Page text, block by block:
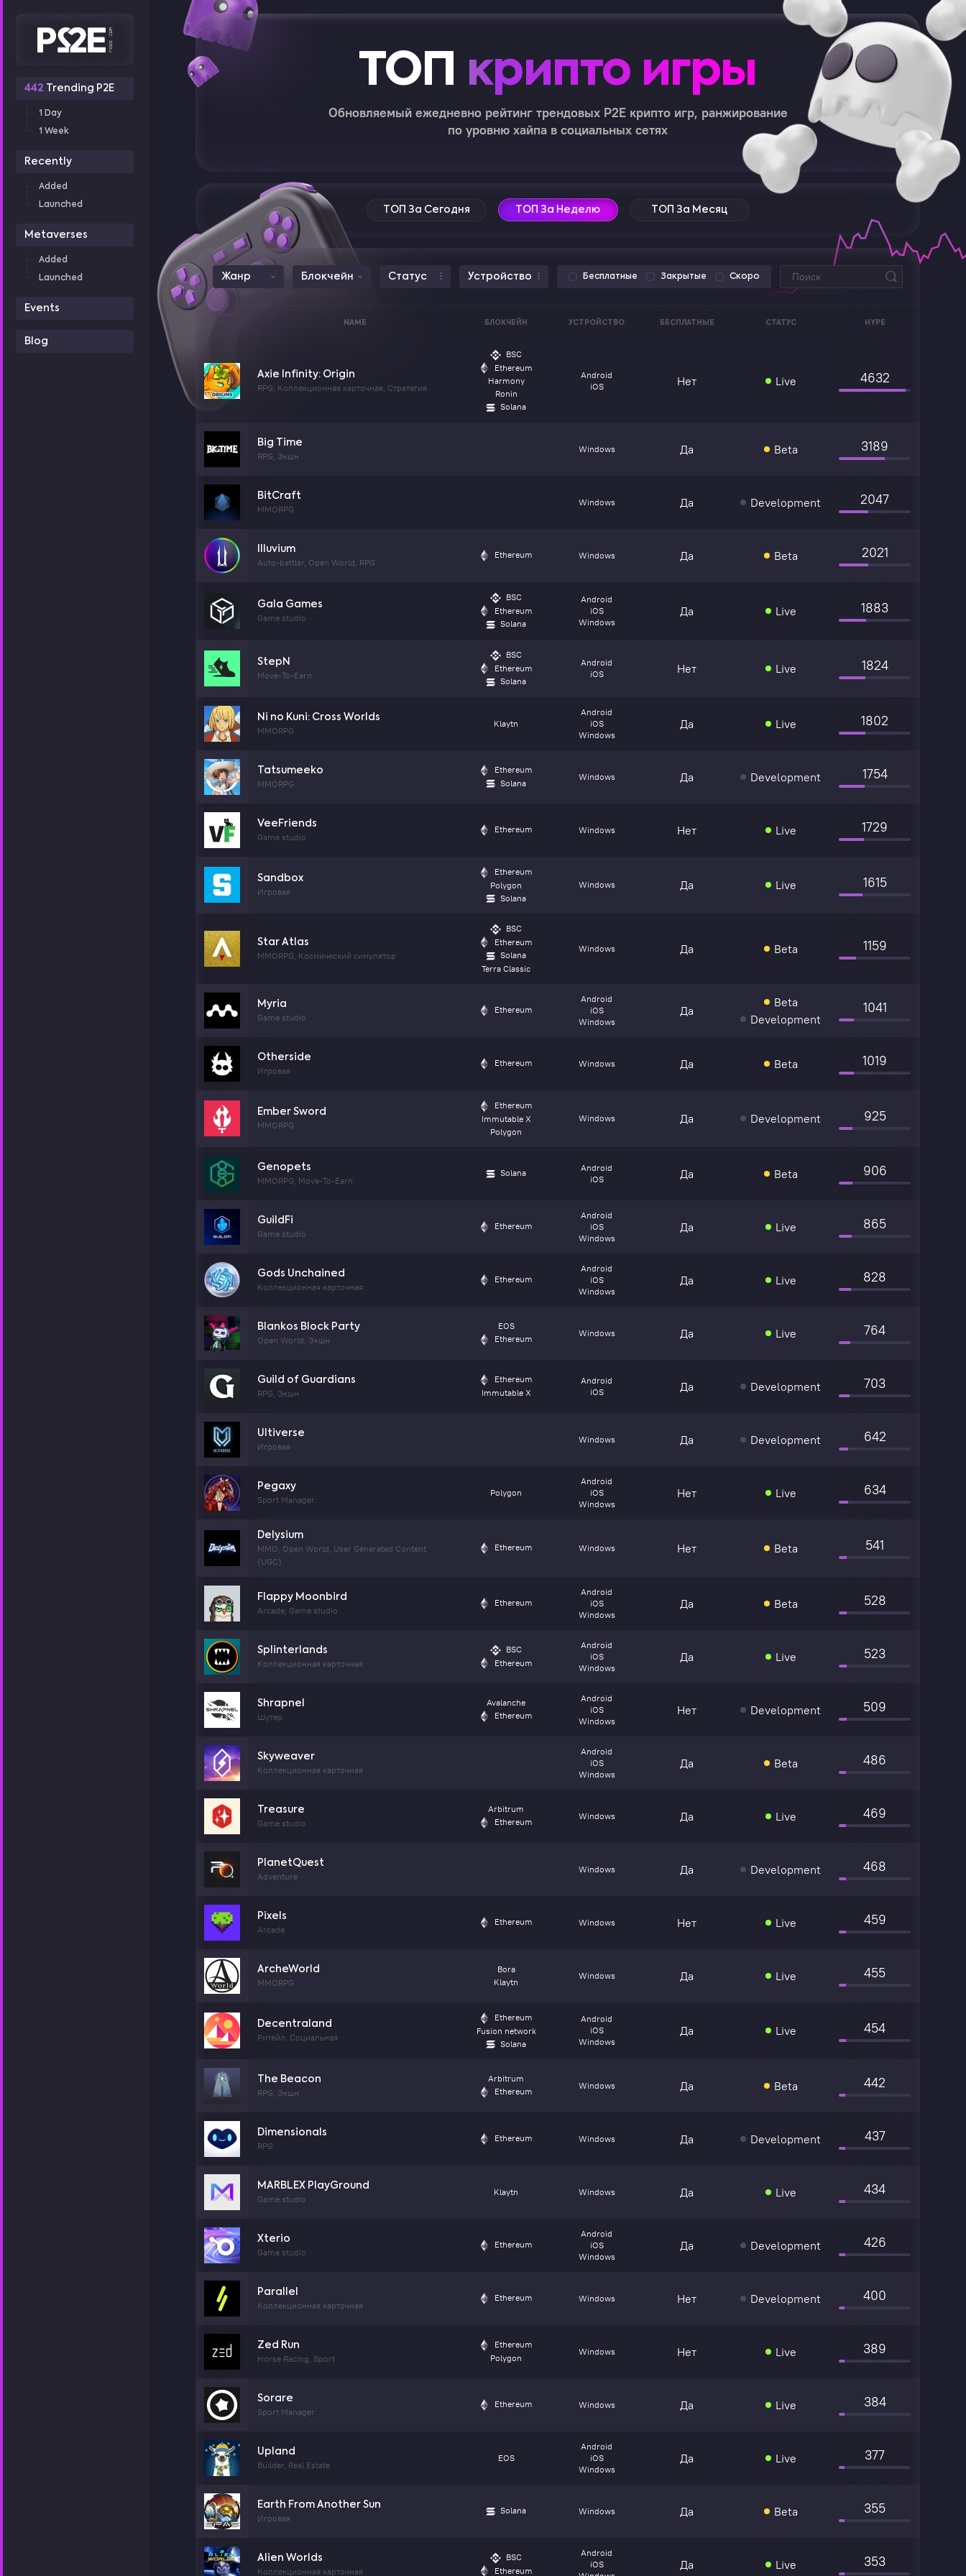
442 Trending P2E
1 Day
1 Week
Recently
Added
Launched
Metaverses
Added
Launched
Events
Blog
ТОП крипто игры
Обновляемый ежедневно рейтинг трендовых P2E крипто игр, ранжирование
по уровню хайпа в социальных сетях
ТОП За Сегодня ТОП За Неделю ТОП За Месяц
Жанр Блокчейн Статус Устройство Бесплатные Закрытые Скоро
NAME БЛОКЧЕЙН УСТРОЙСТВО БЕСПЛАТНЫЕ СТАТУС HYPE
Axie Infinity: Origin
RPG, Коллекционная карточная, Стратегия
BSC
Ethereum
Harmony
Ronin
Solana
Android
iOS
Нет Live 4632
Big Time
RPG, Экшн
Windows Да Beta 3189
BitCraft
MMORPG
Windows Да Development 2047
Illuvium
Auto-battler, Open World, RPG
Ethereum Windows Да Beta 2021
Gala Games
Game studio
BSC
Ethereum
Solana
Android
iOS
Windows
Да Live 1883
StepN
Move-To-Earn
BSC
Ethereum
Solana
Android
iOS
Нет Live 1824
Ni no Kuni: Cross Worlds
MMORPG
Klaytn
Android
iOS
Windows
Да Live 1802
Tatsumeeko
MMORPG
Ethereum
Solana
Windows Да Development 1754
VeeFriends
Game studio
Ethereum Windows Нет Live 1729
Sandbox
Игровая
Ethereum
Polygon
Solana
Windows Да Live 1615
Star Atlas
MMORPG, Космический симулятор
BSC
Ethereum
Solana
Terra Classic
Windows Да Beta 1159
Myria
Game studio
Ethereum
Android
iOS
Windows
Да
Beta
Development
1041
Otherside
Игровая
Ethereum Windows Да Beta 1019
Ember Sword
MMORPG
Ethereum
Immutable X
Polygon
Windows Да Development 925
Genopets
MMORPG, Move-To-Earn
Solana
Android
iOS
Да Beta 906
GuildFi
Game studio
Ethereum
Android
iOS
Windows
Да Live 865
Gods Unchained
Коллекционная карточная
Ethereum
Android
iOS
Windows
Да Live 828
Blankos Block Party
Open World, Экшн
EOS
Ethereum
Windows Да Live 764
Guild of Guardians
RPG, Экшн
Ethereum
Immutable X
Android
iOS
Да Development 703
Ultiverse
Игровая
Windows Да Development 642
Pegaxy
Sport Manager
Polygon
Android
iOS
Windows
Нет Live 634
Delysium
MMO, Open World, User Generated Content
(UGC)
Ethereum Windows Нет Beta 541
Flappy Moonbird
Arcade, Game studio
Ethereum
Android
iOS
Windows
Да Beta 528
Splinterlands
Коллекционная карточная
BSC
Ethereum
Android
iOS
Windows
Да Live 523
Shrapnel
Шутер
Avalanche
Ethereum
Android
iOS
Windows
Нет Development 509
Skyweaver
Коллекционная карточная
Android
iOS
Windows
Да Beta 486
Treasure
Game studio
Arbitrum
Ethereum
Windows Да Live 469
PlanetQuest
Adventure
Windows Да Development 468
Pixels
Arcade
Ethereum Windows Нет Live 459
ArcheWorld
MMORPG
Bora
Klaytn
Windows Да Live 455
Decentraland
Ритейл, Социальная
Ethereum
Fusion network
Solana
Android
iOS
Windows
Да Live 454
The Beacon
RPG, Экшн
Arbitrum
Ethereum
Windows Да Beta 442
Dimensionals
RPG
Ethereum Windows Да Development 437
MARBLEX PlayGround
Game studio
Klaytn Windows Да Live 434
Xterio
Game studio
Ethereum
Android
iOS
Windows
Да Development 426
Parallel
Коллекционная карточная
Ethereum Windows Нет Development 400
Zed Run
Horse Racing, Sport
Ethereum
Polygon
Windows Нет Live 389
Sorare
Sport Manager
Ethereum Windows Да Live 384
Upland
Builder, Real Estate
EOS
Android
iOS
Windows
Да Live 377
Earth From Another Sun
Игровая
Solana Windows Да Beta 355
Alien Worlds
Коллекционная карточная
BSC
Ethereum
Android
iOS
Да Live 353